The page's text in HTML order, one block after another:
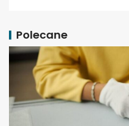
Polecane